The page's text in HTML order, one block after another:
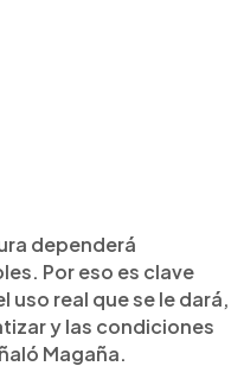
dependerá
Por eso es clave
uso real que se le dará,
y las condiciones
Magaña.